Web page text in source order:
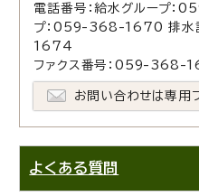
電話番号：給水グループ
プ：059-368-1670 排水
1674
ファクス番号：059-368-
お問い合わせは専用
よくある質問